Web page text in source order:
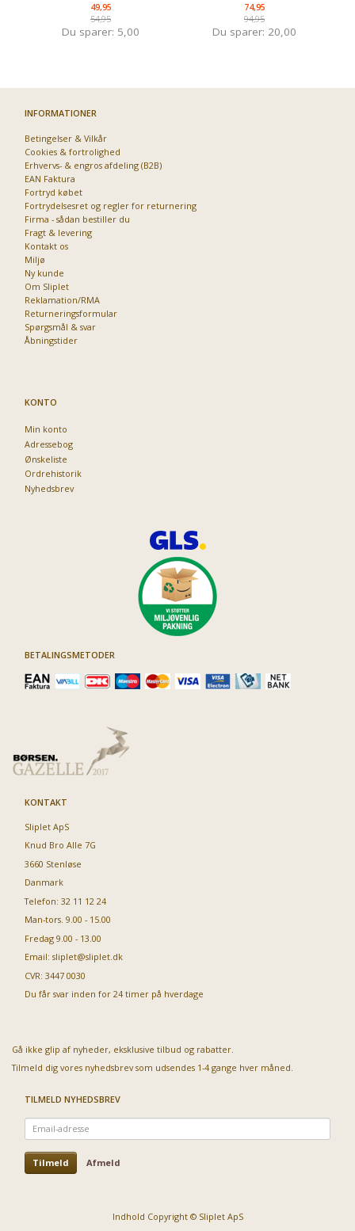
49,95
54,95
Du sparer: 5,00
74,95
94,95
Du sparer: 20,00
INFORMATIONER
Betingelser & Vilkår
Cookies & fortrolighed
Erhvervs- & engros afdeling (B2B)
EAN Faktura
Fortryd købet
Fortrydelsesret og regler for returnering
Firma - sådan bestiller du
Fragt & levering
Kontakt os
Miljø
Ny kunde
Om Sliplet
Reklamation/RMA
Returneringsformular
Spørgsmål & svar
Åbningstider
KONTO
Min konto
Adressebog
Ønskeliste
Ordrehistorik
Nyhedsbrev
BETALINGSMETODER
KONTAKT
Sliplet ApS
Knud Bro Alle 7G
3660 Stenløse
Danmark
Telefon: 32 11 12 24
Man-tors. 9.00 - 15.00
Fredag 9.00 - 13.00
Email: sliplet@sliplet.dk
CVR: 3447 0030
Du får svar inden for 24 timer på hverdage
Gå ikke glip af nyheder, eksklusive tilbud og rabatter.
Tilmeld dig vores nyhedsbrev som udsendes 1-4 gange hver måned.
TILMELD NYHEDSBREV
Email-
adresse
Tilmeld Afmeld
Indhold Copyright © Sliplet ApS